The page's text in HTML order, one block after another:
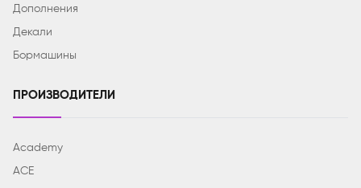
Дополнения
Декали
Бормашины
ПРОИЗВОДИТЕЛИ
Academy
ACE